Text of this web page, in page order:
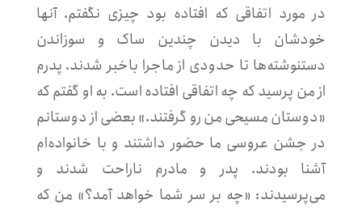
در مورد اتفاقی که افتاده بود چیزی نگفتم. آنها
خودشان با دیدن چندین ساک و سوزاندن
دستنوشته‌ها تا حدودی از ماجرا باخبر شدند. پدرم
از من پرسید که چه اتفاقی افتاده است. به او گفتم که
«دوستان مسیحی‌ من رو گرفتند.» بعضی از دوستانم
در جشن عروسی ما حضور داشتند و با خانواده‌ام
آشنا بودند. پدر و مادرم ناراحت شدند و
می‌پرسیدند: «چه بر سر شما خواهد آمد؟» من که